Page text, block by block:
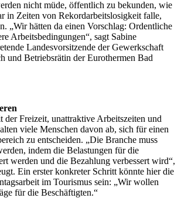
nicht müde, öffentlich zu bekunden, wie
in Zeiten von Rekordarbeitslosigkeit falle,
„Wir hätten da einen Vorschlag: Ordentliche
Arbeitsbedingungen“, sagt Sabine
Landesvorsitzende der Gewerkschaft
und Betriebsrätin der Eurothermen Bad
der Freizeit, unattraktive Arbeitszeiten und
viele Menschen davon ab, sich für einen
zu entscheiden. „Die Branche muss
indem die Belastungen für die
werden und die Bezahlung verbessert wird“,
Ein erster konkreter Schritt könnte hier die
im Tourismus sein: „Wir wollen
für die Beschäftigten.“